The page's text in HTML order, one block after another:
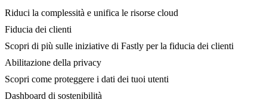
Riduci la complessità e unifica le risorse cloud
Fiducia dei clienti
Scopri di più sulle iniziative di Fastly per la fiducia dei clienti
Abilitazione della privacy
Scopri come proteggere i dati dei tuoi utenti
Dashboard di sostenibilità